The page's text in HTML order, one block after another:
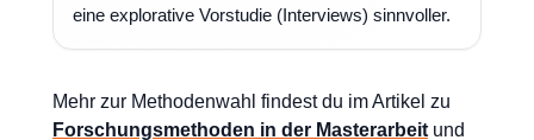
eine explorative Vorstudie (Interviews) sinnvoller.
Mehr zur Methodenwahl findest du im Artikel zu
Forschungsmethoden in der Masterarbeit und